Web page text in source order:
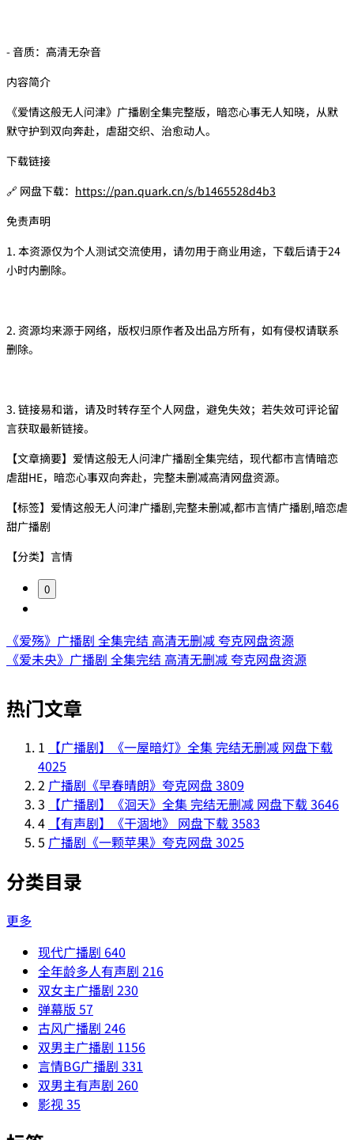
- 音质：高清无杂音
内容简介
《爱情这般无人问津》广播剧全集完整版，暗恋心事无人知晓，从默
默守护到双向奔赴，虐甜交织、治愈动人。
下载链接
🔗 网盘下载： https://pan.quark.cn/s/b1465528d4b3
免责声明
1. 本资源仅为个人测试交流使用，请勿用于商业用途，下载后请于24
小时内删除。
2. 资源均来源于网络，版权归原作者及出品方所有，如有侵权请联系
删除。
3. 链接易和谐，请及时转存至个人网盘，避免失效；若失效可评论留
言获取最新链接。
【文章摘要】爱情这般无人问津广播剧全集完结，现代都市言情暗恋
虐甜HE，暗恋心事双向奔赴，完整未删减高清网盘资源。
【标签】爱情这般无人问津广播剧,完整未删减,都市言情广播剧,暗恋虐
甜广播剧
【分类】言情
0
《爱殇》广播剧 全集完结 高清无删减 夸克网盘资源
《爱未央》广播剧 全集完结 高清无删减 夸克网盘资源
热门文章
1
【广播剧】《一屋暗灯》全集 完结无删减 网盘下载
4025
2 广播剧《早春晴朗》夸克网盘3809
3
【广播剧】《洄天》全集 完结无删减 网盘下载3646
4 【有声剧】《干涸地》 网盘下载3583
5 广播剧《一颗苹果》夸克网盘3025
分类目录
更多
现代广播剧 640
全年龄多人有声剧 216
双女主广播剧 230
弹幕版 57
古风广播剧 246
双男主广播剧 1156
言情BG广播剧 331
双男主有声剧 260
影视35